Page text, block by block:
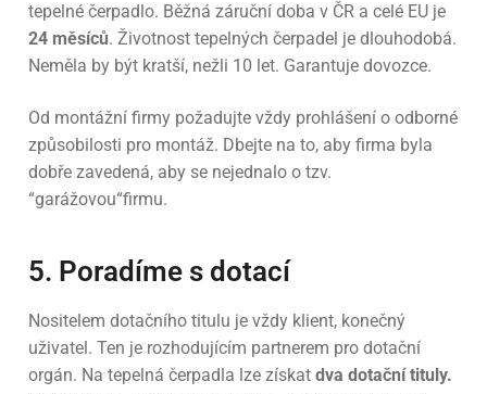
tepelné čerpadlo. Běžná záruční doba v ČR a celé EU je
24 měsíců. Životnost tepelných čerpadel je dlouhodobá.
Neměla by být kratší, nežli 10 let. Garantuje dovozce.
Od montážní firmy požadujte vždy prohlášení o odborné
způsobilosti pro montáž. Dbejte na to, aby firma byla
dobře zavedená, aby se nejednalo o tzv.
“garážovou“firmu.
5. Poradíme s dotací
Nositelem dotačního titulu je vždy klient, konečný
uživatel. Ten je rozhodujícím partnerem pro dotační
orgán. Na tepelná čerpadla lze získat dva dotační tituly.